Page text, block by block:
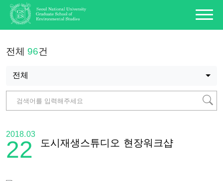
전체 96건
전체
2018.03
22 도시재생스튜디오 현장워크샵